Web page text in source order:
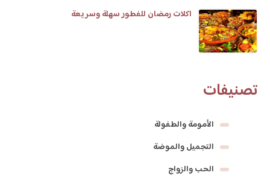
اكلات رمضان للفطور سهلة وسريعة
تصنيفات
الأمومة والطفولة
التجميل والموضة
الحب والزواج